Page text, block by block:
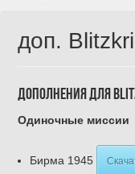
доп.
Дополнения для
Одиночные миссии
Бирма 1945